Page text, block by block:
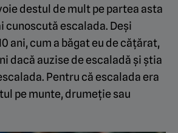
destul de mult pe partea asta
cunoscută escalada. Deși
ani, cum a băgat eu de cățărat,
dacă auzise de escaladă și știa
Pentru că escalada era
pe munte, drumeție sau